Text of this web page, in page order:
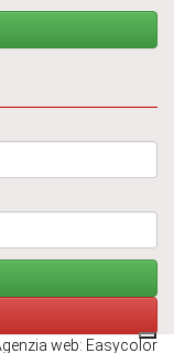
web: Easycolor